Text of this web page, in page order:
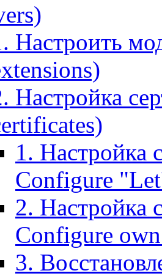
Настроить
Настройка
1. Настройка
Configure
2. Настройка
Configure
3.